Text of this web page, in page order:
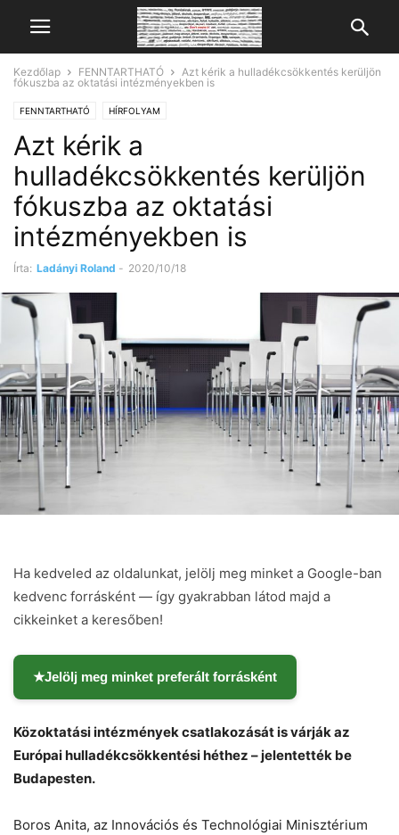
Kezdőlap FENNTARTHATÓ
Azt kérik a hulladékcsökkentés kerüljön
fókuszba az oktatási intézményekben is
FENNTARTHATÓ HÍRFOLYAM
Azt kérik a
hulladékcsökkentés kerüljön
fókuszba az oktatási
intézményekben is
Írta: Ladányi Roland - 2020/10/18
Ha kedveled az oldalunkat, jelölj meg minket a Google-ban
kedvenc forrásként — így gyakrabban látod majd a
cikkeinket a keresőben!
★Jelölj meg minket preferált forrásként
Közoktatási intézmények csatlakozását is várják az
Európai hulladékcsökkentési héthez – jelentették be
Budapesten.
Boros Anita, az Innovációs és Technológiai Minisztérium